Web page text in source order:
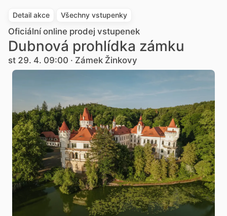
Detail akce Všechny vstupenky
Oficiální online prodej vstupenek
Dubnová prohlídka zámku
st 29. 4. 09:00 · Zámek Žinkovy